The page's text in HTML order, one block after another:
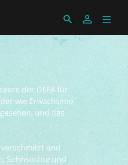
der DEFA für
wie Erwachsene
und das
verschmitzt und
Sehnsüchte und